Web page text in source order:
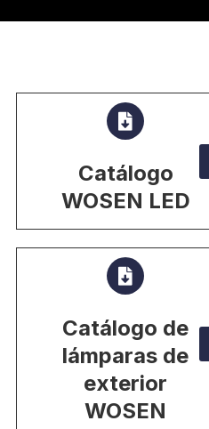
Catálogo
WOSEN LED
Catálogo de
lámparas de
exterior
WOSEN